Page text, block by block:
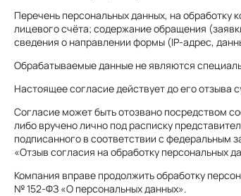
Перечень персональных данных, на обработку
лицевого счёта; содержание обращения
сведения о направлении формы (IP-адрес,
Обрабатываемые данные не являются
Настоящее согласие действует до его отзыва
Согласие может быть отозвано посредством
либо вручено лично под расписку
подписанного в соответствии с федеральным
«Отзыв согласия на обработку персональных
Компания вправе продолжить обработку
№ 152-ФЗ «О персональных данных».